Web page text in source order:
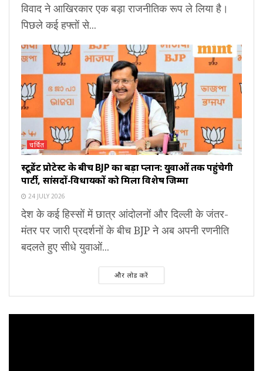
विवाद ने आखिरकार एक बड़ा राजनीतिक रूप ले लिया है।
पिछले कई हफ्तों से...
चर्चित
स्टूडेंट प्रोटेस्ट के बीच BJP का बड़ा प्लान: युवाओं तक पहुंचेगी
पार्टी, सांसदों-विधायकों को मिला विशेष जिम्मा
24 JULY 2026
देश के कई हिस्सों में छात्र आंदोलनों और दिल्ली के जंतर-
मंतर पर जारी प्रदर्शनों के बीच BJP ने अब अपनी रणनीति
बदलते हुए सीधे युवाओं...
और लोड करें